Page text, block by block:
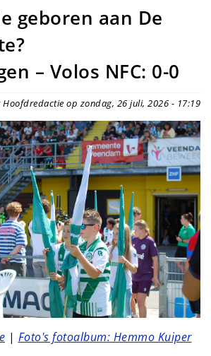
geboren aan De
– Volos NFC: 0-0
Hoofdredactie op zondag, 26 juli, 2026 - 17:19
| Foto's fotoalbum: Hemmo Kuiper